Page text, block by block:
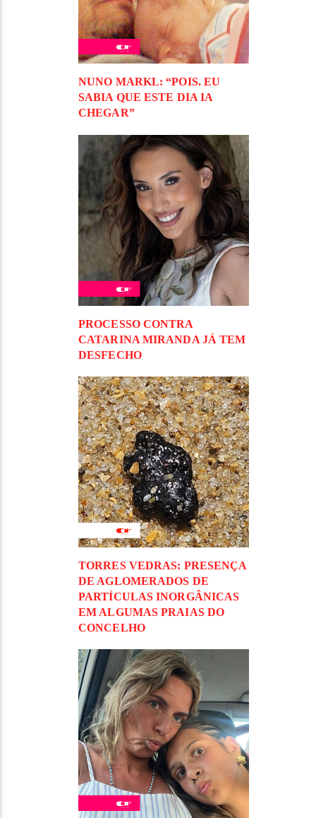
NUNO MARKL: “POIS. EU
SABIA QUE ESTE DIA IA
CHEGAR”
PROCESSO CONTRA
CATARINA MIRANDA JÁ TEM
DESFECHO
TORRES VEDRAS: PRESENÇA
DE AGLOMERADOS DE
PARTÍCULAS INORGÂNICAS
EM ALGUMAS PRAIAS DO
CONCELHO